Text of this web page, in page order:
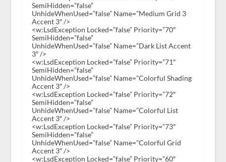
SemiHidden=”false”
UnhideWhenUsed=”false” Name=”Medium Grid 3
Accent 3″ />
<w:LsdException Locked=”false” Priority=”70″
SemiHidden=”false”
UnhideWhenUsed=”false” Name=”Dark List Accent
3″ />
<w:LsdException Locked=”false” Priority=”71″
SemiHidden=”false”
UnhideWhenUsed=”false” Name=”Colorful Shading
Accent 3″ />
<w:LsdException Locked=”false” Priority=”72″
SemiHidden=”false”
UnhideWhenUsed=”false” Name=”Colorful List
Accent 3″ />
<w:LsdException Locked=”false” Priority=”73″
SemiHidden=”false”
UnhideWhenUsed=”false” Name=”Colorful Grid
Accent 3″ />
<w:LsdException Locked=”false” Priority=”60″